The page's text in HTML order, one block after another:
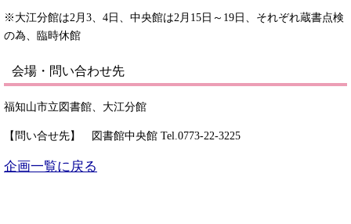
※大江分館は2月3、4日、中央館は2月15日～19日、それぞれ蔵書点検
の為、臨時休館
会場・問い合わせ先
福知山市立図書館、大江分館
【問い合せ先】 図書館中央館 Tel.0773-22-3225
企画一覧に戻る